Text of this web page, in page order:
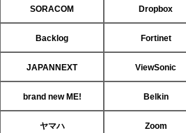
SORACOM Dropbox
Backlog Fortinet
JAPANNEXT ViewSonic
brand new ME! Belkin
ヤマハ Zoom